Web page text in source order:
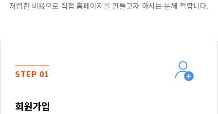
저렴한 비용으로 직접 홈페이지를 만들고자 하시는 분께 적합니다.
STEP 01
회원가입